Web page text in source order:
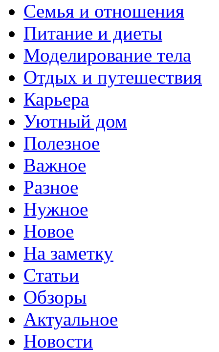
Семья и отношения
Питание и диеты
Моделирование тела
Отдых и путешествия
Карьера
Уютный дом
Полезное
Важное
Разное
Нужное
Новое
На заметку
Статьи
Обзоры
Актуальное
Новости